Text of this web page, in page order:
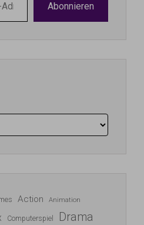
Abonnieren
Action Animation
Computerspiel Drama